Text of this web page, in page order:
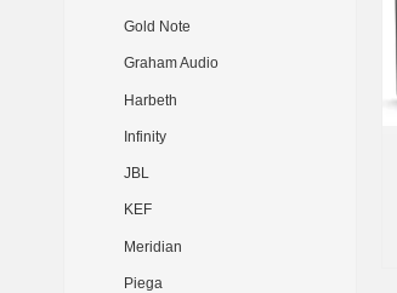
Gold Note
Graham Audio
Harbeth
Infinity
JBL
KEF
Meridian
Piega